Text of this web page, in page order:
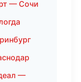
— Сочи
—